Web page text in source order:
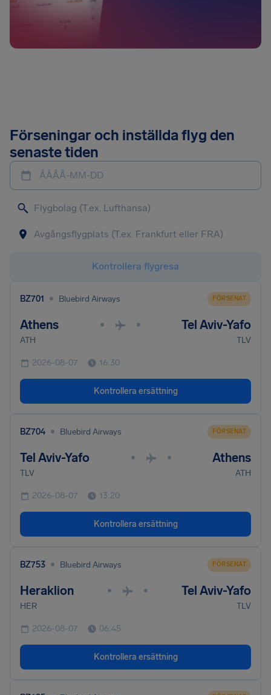
Förseningar och inställda flyg den
senaste tiden
ÅÅÅÅ-MM-DD
Kontrollera flygresa
BZ701 • Bluebird Airways FÖRSENAT
Athens • • Tel Aviv-Yafo
ATH TLV
2026-08-07 16:30
Kontrollera ersättning
BZ704 • Bluebird Airways FÖRSENAT
Tel Aviv-Yafo • • Athens
TLV ATH
2026-08-07 13:20
Kontrollera ersättning
BZ753 • Bluebird Airways FÖRSENAT
Heraklion • • Tel Aviv-Yafo
HER TLV
2026-08-07 06:45
Kontrollera ersättning